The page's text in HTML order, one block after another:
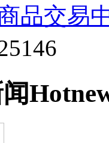
品交易
Hot